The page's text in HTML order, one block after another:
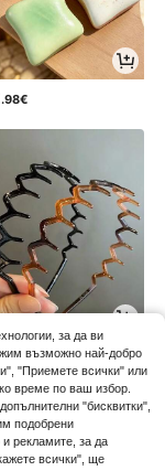
.98€
.45€
за да ви
възможно най-добро
"Приемете всички" или
време по ваш избор.
"бисквитки",
подобрени
рекламите, за да
всички", ще